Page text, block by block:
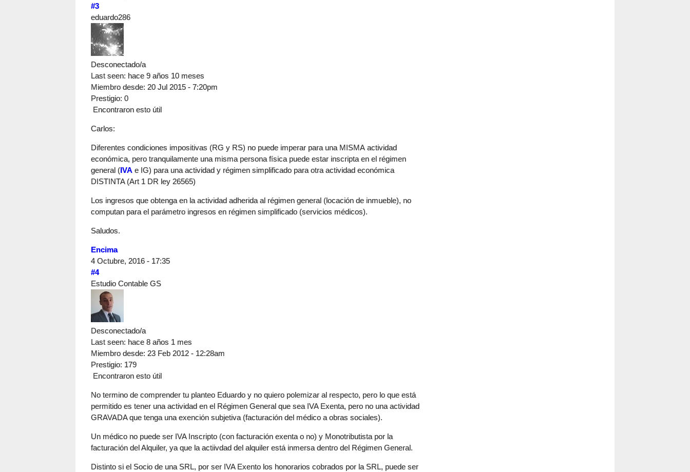
#3
eduardo286
Desconectado/a
Last seen: hace 9 años 10 meses
Miembro desde: 20 Jul 2015 - 7:20pm
Prestigio: 0
Encontraron esto útil
Carlos:
Diferentes condiciones impositivas (RG y RS) no puede imperar para una MISMA actividad
económica, pero tranquilamente una misma persona física puede estar inscripta en el régimen
general (IVA e IG) para una actividad y régimen simplificado para otra actividad económica
DISTINTA (Art 1 DR ley 26565)
Los ingresos que obtenga en la actividad adherida al régimen general (locación de inmueble), no
computan para el parámetro ingresos en régimen simplificado (servicios médicos).
Saludos.
Encima
4 Octubre, 2016 - 17:35
#4
Estudio Contable GS
Desconectado/a
Last seen: hace 8 años 1 mes
Miembro desde: 23 Feb 2012 - 12:28am
Prestigio: 179
Encontraron esto útil
No termino de comprender tu planteo Eduardo y no quiero polemizar al respecto, pero lo que está
permitido es tener una actividad en el Régimen General que sea IVA Exenta, pero no una actividad
GRAVADA que tenga una exención subjetiva (facturación del médico a obras sociales).
Un médico no puede ser IVA Inscripto (con facturación exenta o no) y Monotributista por la
facturación del Alquiler, ya que la actiivdad del alquiler está inmersa dentro del Régimen General.
Distinto si el Socio de una SRL, por ser IVA Exento los honorarios cobrados por la SRL, puede ser